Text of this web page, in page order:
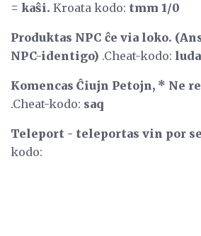
= kaŝi. Kroata kodo: tmm 1/0
Produktas NPC ĉe via loko.
NPC-identigo) .Cheat-kodo:
Komencas Ĉiujn Petojn, * Ne
.Cheat-kodo: saq
Teleport - teleportas vin por
kodo: